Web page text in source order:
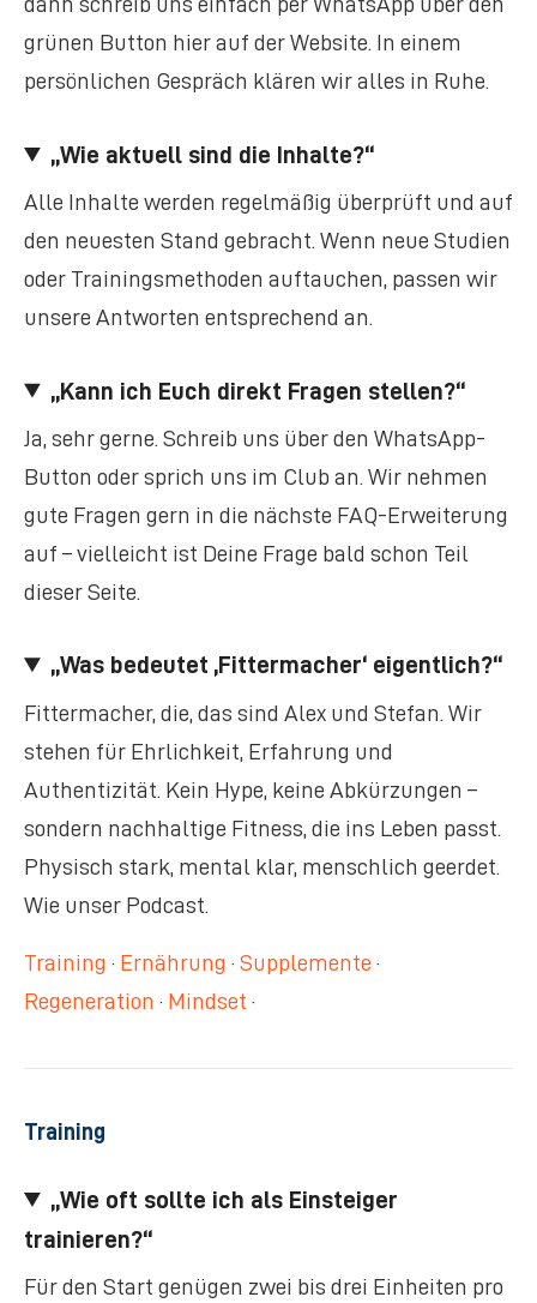
grünen Button hier auf der Website. In einem
persönlichen Gespräch klären wir alles in Ruhe.
„Wie aktuell sind die Inhalte?“
Alle Inhalte werden regelmäßig überprüft und auf
den neuesten Stand gebracht. Wenn neue Studien
oder Trainingsmethoden auftauchen, passen wir
unsere Antworten entsprechend an.
„Kann ich Euch direkt Fragen stellen?“
Ja, sehr gerne. Schreib uns über den WhatsApp-
Button oder sprich uns im Club an. Wir nehmen
gute Fragen gern in die nächste FAQ-Erweiterung
auf – vielleicht ist Deine Frage bald schon Teil
dieser Seite.
„Was bedeutet ‚Fittermacher‘ eigentlich?“
Fittermacher, die, das sind Alex und Stefan. Wir
stehen für Ehrlichkeit, Erfahrung und
Authentizität. Kein Hype, keine Abkürzungen –
sondern nachhaltige Fitness, die ins Leben passt.
Physisch stark, mental klar, menschlich geerdet.
Wie unser Podcast.
Training · Ernährung · Supplemente ·
Regeneration · Mindset ·
Training
„Wie oft sollte ich als Einsteiger
trainieren?“
Für den Start genügen zwei bis drei Einheiten pro